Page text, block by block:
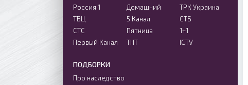
Россия 1
ТВЦ
СТС
Первый Канал
Домашний
5 Канал
Пятница
ТНТ
ТРК Украина
СТБ
1+1
ICTV
ПОДБОРКИ
Про наследство